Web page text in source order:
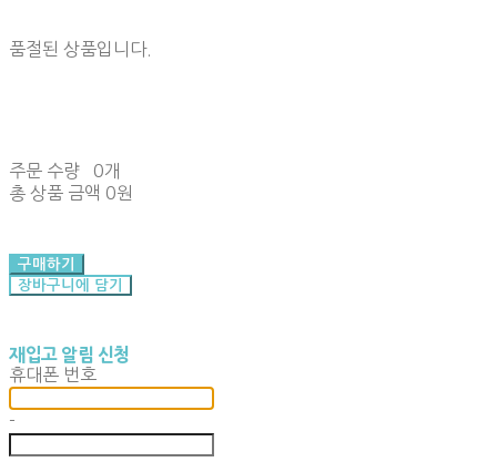
품절된 상품입니다.
주문 수량
0개
총 상품 금액 0원
구매하기
장바구니에 담기
재입고 알림 신청
휴대폰 번호
-